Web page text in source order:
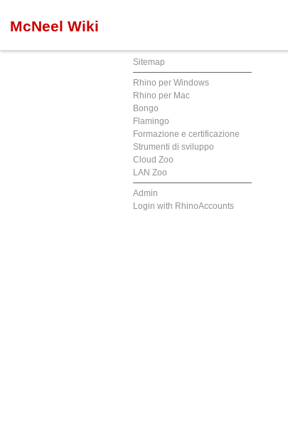
McNeel Wiki
Sitemap
Rhino per Windows
Rhino per Mac
Bongo
Flamingo
Formazione e certificazione
Strumenti di sviluppo
Cloud Zoo
LAN Zoo
Admin
Login with RhinoAccounts